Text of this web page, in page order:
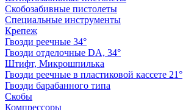
Скобозабивные пистолеты
Специальные инструменты
Крепеж
Гвозди реечные 34°
Гвозди отделочные DA, 34°
Штифт, Микрошпилька
Гвозди реечные в пластиковой кассете 21°
Гвозди барабанного типа
Скобы
Компрессоры